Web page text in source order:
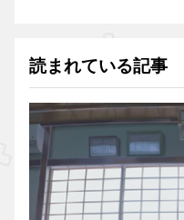
読まれている記事